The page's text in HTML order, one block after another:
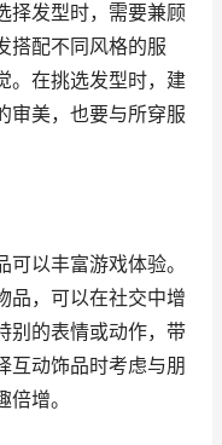
择发型时，需要兼顾
搭配不同风格的服
。在挑选发型时，建
审美，也要与所穿服
以丰富游戏体验。
品，可以在社交中增
别的表情或动作，带
互动饰品时考虑与朋
增。